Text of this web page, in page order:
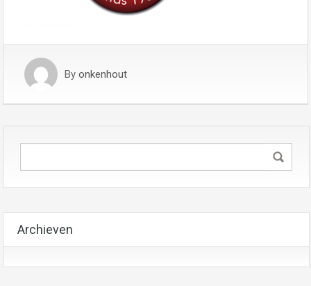
By onkenhout
Archieven